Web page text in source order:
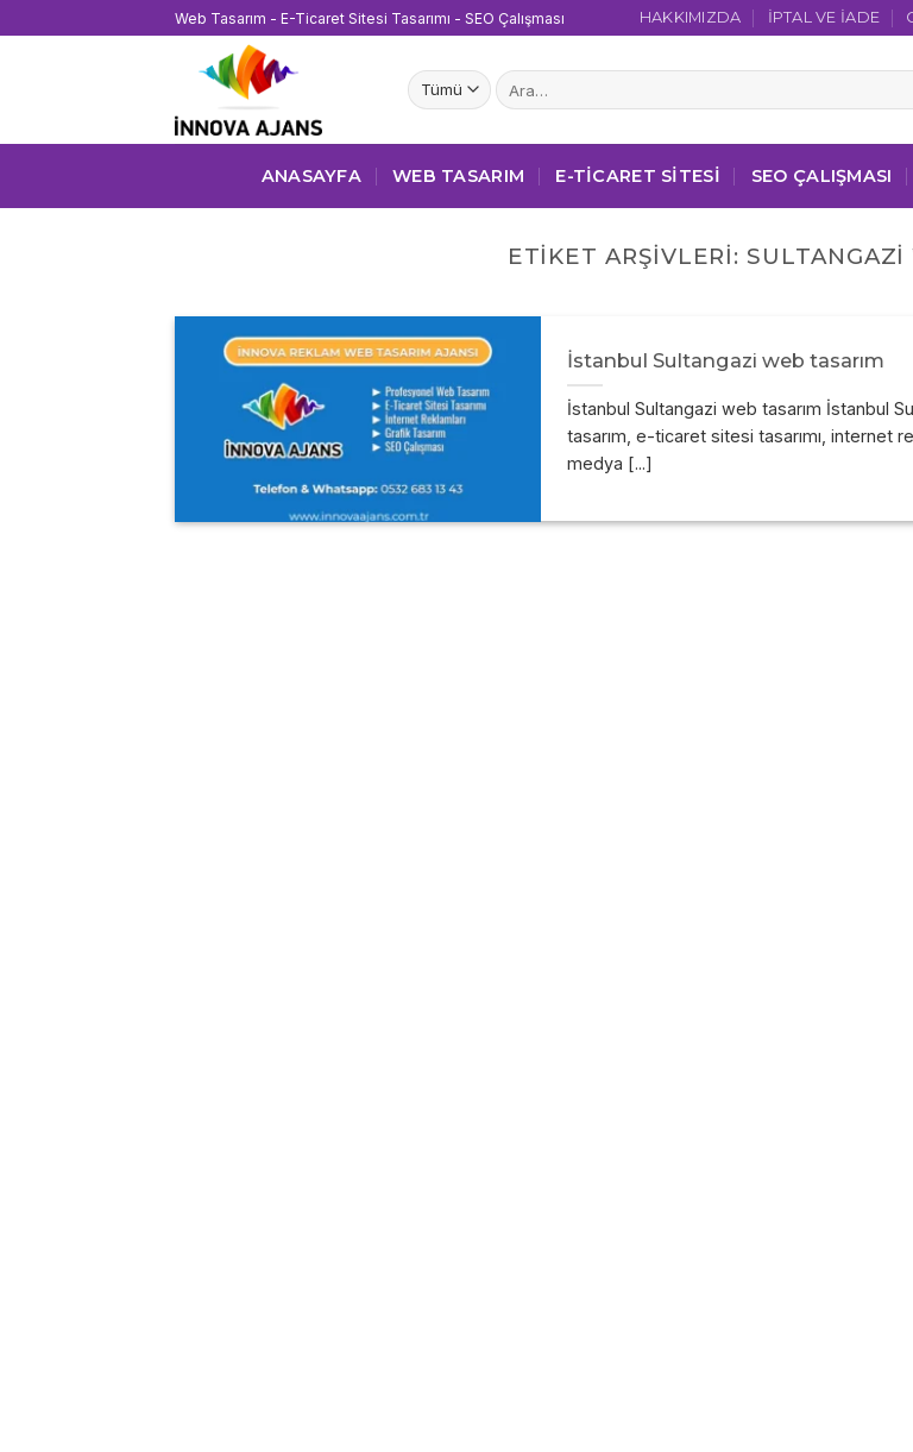
atla
Web Tasarım - E-Ticaret Sitesi Tasarımı - SEO Çalışması HAKKIMIZDA İPTAL VE İADE
Ara:
ANASAYFA WEB TASARIM E-TICARET SITESI SEO ÇALIŞMASI
ETIKET ARŞIVLERI: SULTANGAZI
İstanbul Sultangazi web tasarım
İstanbul Sultangazi web tasarım İstanbul
tasarım, e-ticaret sitesi tasarımı, internet
medya [...]